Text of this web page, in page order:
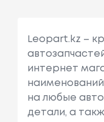
Leopart.kz –
интернет
на любые
детали, а